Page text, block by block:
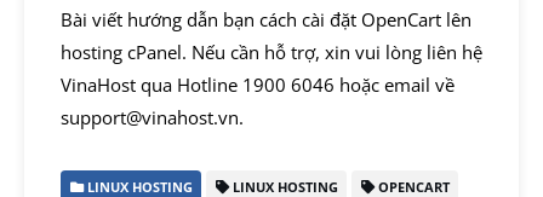
Bài viết hướng dẫn bạn cách cài đặt OpenCart lên
hosting cPanel. Nếu cần hỗ trợ, xin vui lòng liên hệ
VinaHost qua Hotline 1900 6046 hoặc email về
support@vinahost.vn.
LINUX HOSTING LINUX HOSTING OPENCART